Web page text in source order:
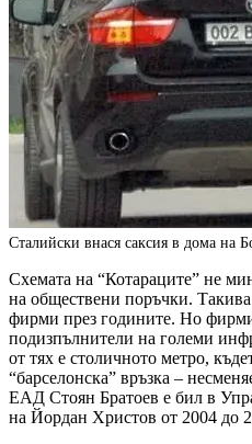
Сталийски внася саксия в дома на
Схемата на “Котараците” не
на обществени поръчки.
фирми през годините. Но
подизпълнители на големи
от тях е столичното метро,
“барселонска” връзка –
ЕАД Стоян Братоев е бил в
на Йордан Христов от 2004 до